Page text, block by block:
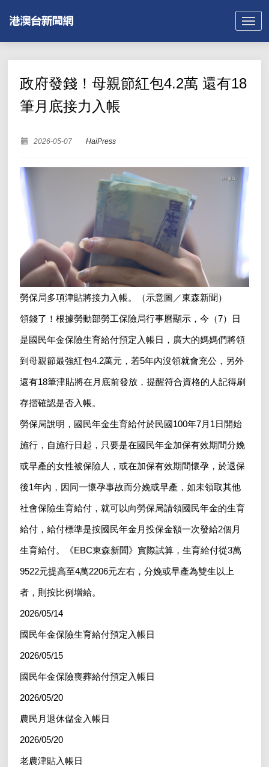
政府發錢！母親節紅包4.2萬 還有18
筆月底接力入帳
2026-05-07 HaiPress
勞保局多項津貼將接力入帳。（示意圖／東森新聞）
領錢了！根據勞動部勞工保險局行事曆顯示，今（7）日
是國民年金保險生育給付預定入帳日，廣大的媽媽們將領
到母親節最強紅包4.2萬元，若5年內沒領就會充公，另外
還有18筆津貼將在月底前發放，提醒符合資格的人記得刷
存摺確認是否入帳。
勞保局說明，國民年金生育給付於民國100年7月1日開始
施行，自施行日起，只要是在國民年金加保有效期間分娩
或早產的女性被保險人，或在加保有效期間懷孕，於退保
後1年內，因同一懷孕事故而分娩或早產，如未領取其他
社會保險生育給付，就可以向勞保局請領國民年金的生育
給付，給付標準是按國民年金月投保金額一次發給2個月
生育給付。《EBC東森新聞》實際試算，生育給付從3萬
9522元提高至4萬2206元左右，分娩或早產為雙生以上
者，則按比例增給。
2026/05/14
國民年金保險生育給付預定入帳日
2026/05/15
國民年金保險喪葬給付預定入帳日
2026/05/20
農民月退休儲金入帳日
2026/05/20
老農津貼入帳日